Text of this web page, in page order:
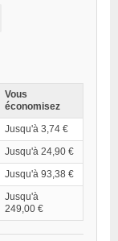
Vous
économisez
Jusqu'à 3,74 €
Jusqu'à 24,90 €
Jusqu'à 93,38 €
Jusqu'à
249,00 €